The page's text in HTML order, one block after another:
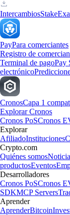
IntercambiosStake
PayPara comerciantes
Registro de
Terminal de pagoPay
electrónico
CronosCapa 1
Explorar Cronos
Cronos PoSCronos
Explorar
AfiliadoInstituciones
Crypto.com
Quiénes somos
productosEventos
Desarrolladores
Cronos PoSCronos
SDKMCP Servers
Aprender
AprenderBitcoin